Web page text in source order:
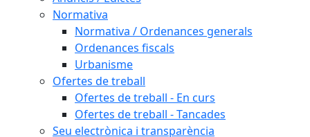
Normativa
Normativa / Ordenances generals
Ordenances fiscals
Urbanisme
Ofertes de treball
Ofertes de treball - En curs
Ofertes de treball - Tancades
Seu electrònica i transparència